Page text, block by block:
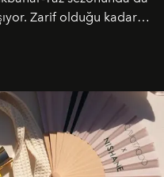
Zarif olduğu kadar